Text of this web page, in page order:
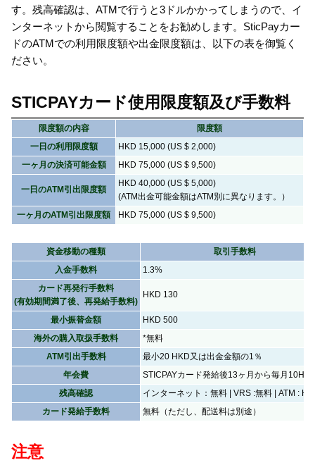
す。残高確認は、ATMで行うと3ドルかかってしまうので、イ
ンターネットから閲覧することをお勧めします。SticPayカー
ドのATMでの利用限度額や出金限度額は、以下の表を御覧く
ださい。
STICPAYカード使用限度額及び手数料
限度額の内容
限度額
一日の利用限度額
HKD 15,000 (US $ 2,000)
一ヶ月の決済可能金額
HKD 75,000 (US $ 9,500)
一日のATM引出限度額
HKD 40,000 (US $ 5,000)
(ATM出金可能金額はATM別に異なります。）
一ヶ月のATM引出限度額
HKD 75,000 (US $ 9,500)
資金移動の種類
取引手数料
入金手数料
1.3%
カード再発行手数料
(有効期間満了後、再発給手数料)
HKD 130
最小振替金額
HKD 500
海外の購入取扱手数料
*無料
ATM引出手数料
最小20 HKD又は出金金額の1％
年会費
STICPAYカード発給後13ヶ月から毎月
残高確認
インターネット：無料 | VRS :無料 | ATM :
カード発給手数料
無料（ただし、配送料は別途）
注意